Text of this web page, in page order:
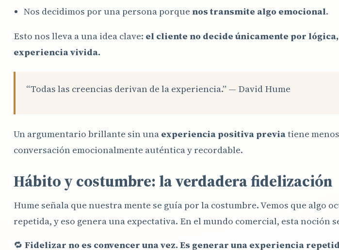
Nos decidimos por una persona porque nos transmite algo emocional.
Esto nos lleva a una idea clave: el cliente no decide únicamente por
experiencia vivida.
“Todas las creencias derivan de la experiencia.” — David Hume
Un argumentario brillante sin una experiencia positiva previatiene
conversación emocionalmente auténtica y recordable.
Hábito y costumbre: la verdadera fidelización
Hume señala que nuestra mente se guía por la costumbre. Vemos que algo
repetida, y eso genera una expectativa. En el mundo comercial, esta noción
🔁 Fidelizar no es convencer una vez. Es generar una experiencia